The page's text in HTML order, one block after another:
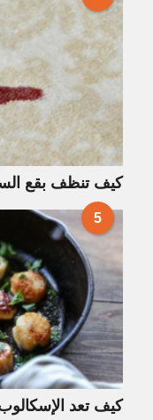
كيف تنظف بقع
5
كيف تعد